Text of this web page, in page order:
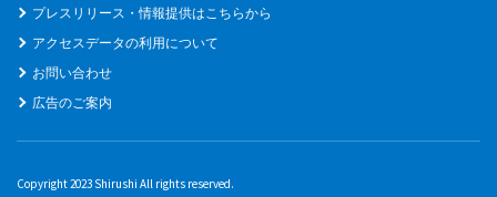
プレスリリース・情報提供はこちらから
アクセスデータの利用について
お問い合わせ
広告のご案内
Copyright 2023 Shirushi All rights reserved.